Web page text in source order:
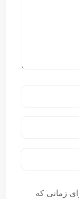
زمانی که